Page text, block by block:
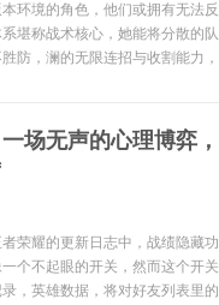
环境的角色，他们或拥有无法
堪称战术核心，她能将分散的
防，澜的无限连招与收割能力
场无声的心理博弈
荣耀的更新日志中，战绩隐藏
个不起眼的开关，然而这个开
，英雄数据，将对好友列表里